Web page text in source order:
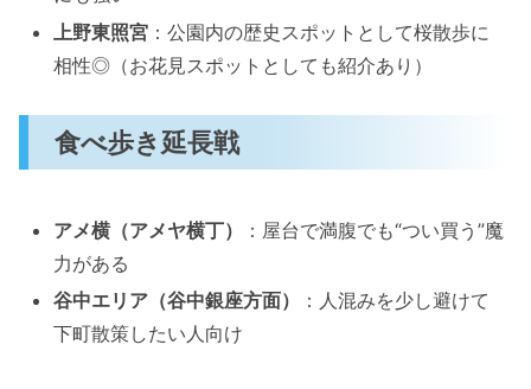
上野東照宮 ：公園内の歴史スポットとして桜散歩に
相性◎（お花見スポットとしても紹介あり）
食べ歩き延長戦
アメ横（アメヤ横丁）
：屋台で満腹でも“つい買う”魔
力がある
谷中エリア（谷中銀座方面）
：人混みを少し避けて
下町散策したい人向け